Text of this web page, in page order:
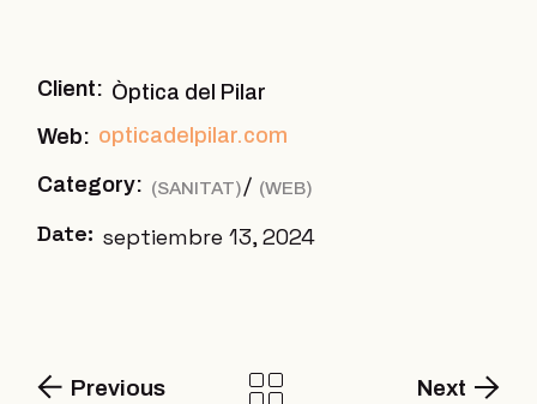
Client: Òptica del Pilar
Web: opticadelpilar.com
Category: SANITAT WEB
Date: septiembre 13, 2024
Previous Next